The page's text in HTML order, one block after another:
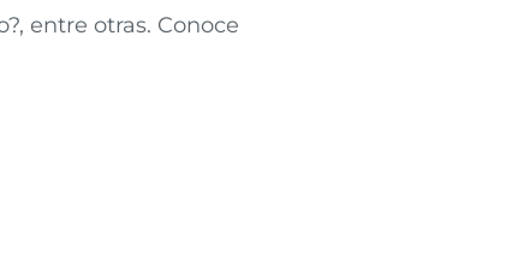
entre otras. Conoce